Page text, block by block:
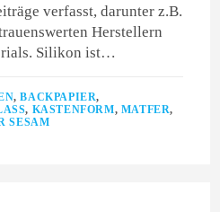
verfasst, darunter z.B.
Herstellern
Silikon ist…
,BACKPAPIER,
, KASTENFORM, MATFER,
SESAM